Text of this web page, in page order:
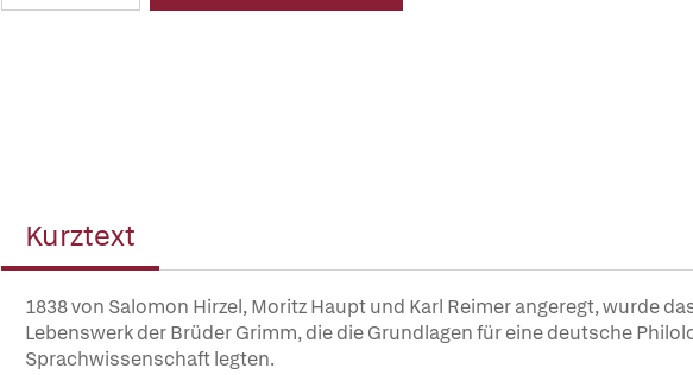
Kurztext
1838 von Salomon Hirzel, Moritz Haupt und Karl Reimer angeregt, wurde
Lebenswerk der Brüder Grimm, die die Grundlagen für eine deutsche
Sprachwissenschaft legten.